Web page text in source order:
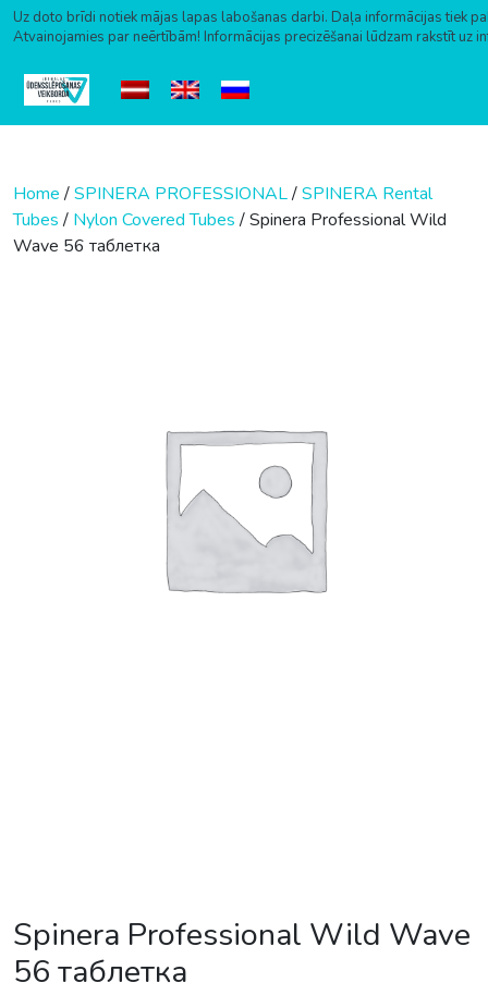
Uz doto brīdi notiek mājas lapas labošanas darbi. Daļa informācijas tiek
Atvainojamies par neērtībām! Informācijas precizēšanai lūdzam rakstīt uz
Home/SPINERA PROFESSIONAL/SPINERA Rental
Tubes/ Nylon Covered Tubes/ Spinera Professional Wild
Wave 56 таблетка
Spinera Professional Wild Wave
56 таблетка